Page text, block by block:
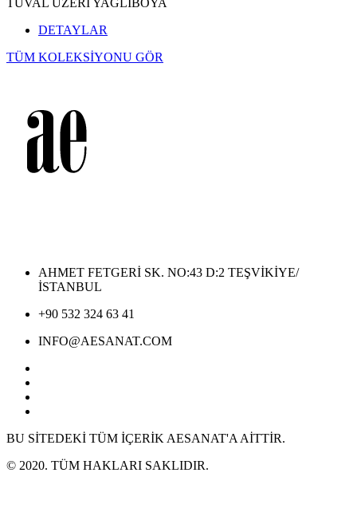
DETAYLAR
TÜM KOLEKSİYONU GÖR
AHMET FETGERİ SK. NO:43 D:2 TEŞVİKİYE/
İSTANBUL
+90 532 324 63 41
INFO@AESANAT.COM
BU SİTEDEKİ TÜM İÇERİK AESANAT'A AİTTİR.
© 2020. TÜM HAKLARI SAKLIDIR.